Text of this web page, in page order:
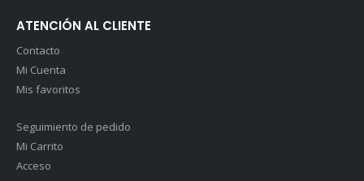
ATENCIÓN AL CLIENTE
Contacto
Mi Cuenta
Mis favoritos
Seguimiento de pedido
Mi Carrito
Acceso